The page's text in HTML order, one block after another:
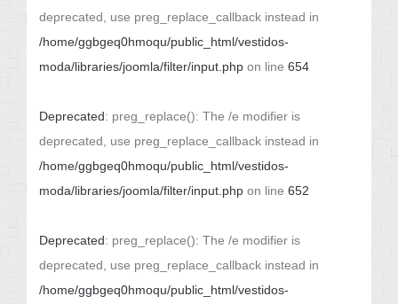
deprecated, use preg_replace_callback instead in
/home/ggbgeq0hmoqu/public_html/vestidos-
moda/libraries/joomla/filter/input.php on line 654
Deprecated: preg_replace(): The /e modifier is
deprecated, use preg_replace_callback instead in
/home/ggbgeq0hmoqu/public_html/vestidos-
moda/libraries/joomla/filter/input.php on line 652
Deprecated: preg_replace(): The /e modifier is
deprecated, use preg_replace_callback instead in
/home/ggbgeq0hmoqu/public_html/vestidos-